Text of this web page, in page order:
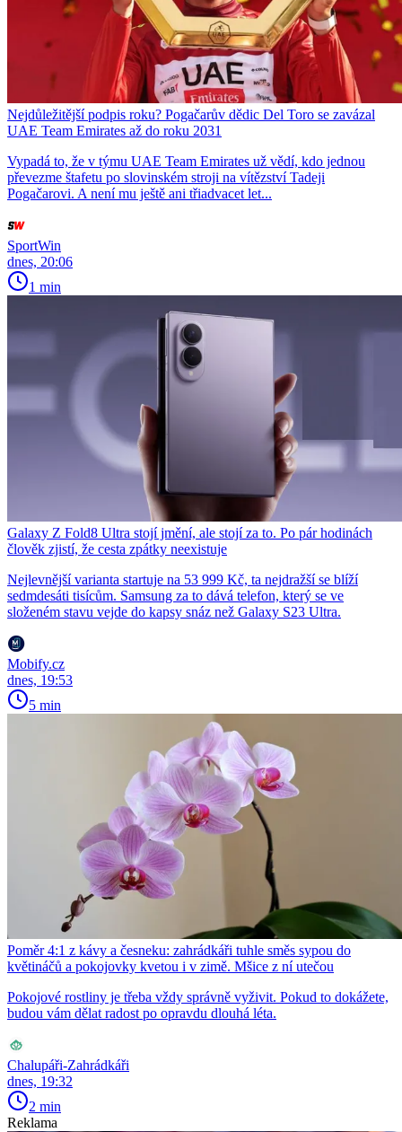
Nejdůležitější podpis roku? Pogačarův dědic Del Toro se zavázal
UAE Team Emirates až do roku 2031
Vypadá to, že v týmu UAE Team Emirates už vědí, kdo jednou
převezme štafetu po slovinském stroji na vítězství Tadeji
Pogačarovi. A není mu ještě ani třiadvacet let...
SportWin
dnes, 20:06
1 min
Galaxy Z Fold8 Ultra stojí jmění, ale stojí za to. Po pár hodinách
člověk zjistí, že cesta zpátky neexistuje
Nejlevnější varianta startuje na 53 999 Kč, ta nejdražší se blíží
sedmdesáti tisícům. Samsung za to dává telefon, který se ve
složeném stavu vejde do kapsy snáz než Galaxy S23 Ultra.
Mobify.cz
dnes, 19:53
5 min
Poměr 4:1 z kávy a česneku: zahrádkáři tuhle směs sypou do
květináčů a pokojovky kvetou i v zimě. Mšice z ní utečou
Pokojové rostliny je třeba vždy správně vyživit. Pokud to dokážete,
budou vám dělat radost po opravdu dlouhá léta.
Chalupáři-Zahrádkáři
dnes, 19:32
2 min
Reklama